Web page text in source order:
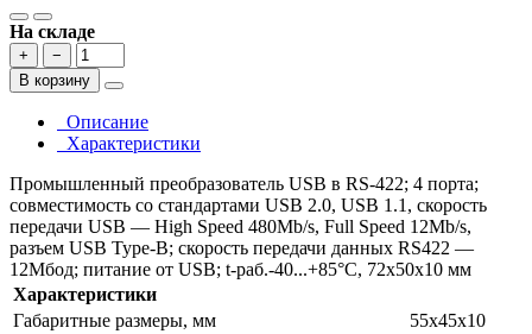
На складе
+
−
В корзину
Описание
Характеристики
Промышленный преобразователь USB в RS-422; 4 порта;
совместимость со стандартами USB 2.0, USB 1.1, скорость
передачи USB — High Speed 480Mb/s, Full Speed 12Mb/s,
разъем USB Type-B; скорость передачи данных RS422 —
12Мбод; питание от USB; t-раб.-40...+85°С, 72x50x10 мм
Характеристики
Габаритные размеры, мм
55х45х10